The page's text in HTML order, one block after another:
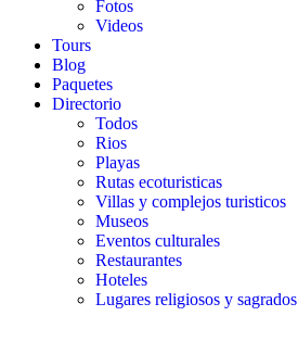
Fotos
Videos
Tours
Blog
Paquetes
Directorio
Todos
Rios
Playas
Rutas ecoturisticas
Villas y complejos turisticos
Museos
Eventos culturales
Restaurantes
Hoteles
Lugares religiosos y sagrados